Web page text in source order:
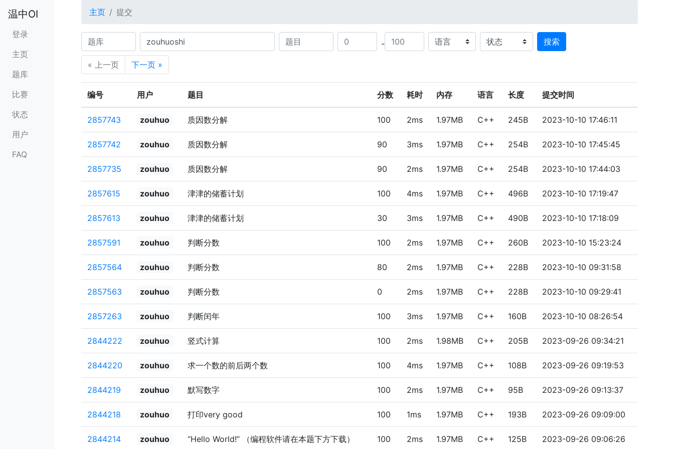
温中OI
登录
主页
题库
比赛
状态
用户
FAQ
主页 提交
题库
用户
题目 score-min -
score-max
语言
状态 搜索
« 上一页 下一页 »
编号 用户 题目 分数 耗时 内存 语言 长度 提交时间
2857743 zouhuo 质因数分解 100 2ms 1.97MB C++ 245B 2023-10-10 17:46:11
2857742 zouhuo 质因数分解 90 3ms 1.97MB C++ 254B 2023-10-10 17:45:45
2857735 zouhuo 质因数分解 90 2ms 1.97MB C++ 254B 2023-10-10 17:44:03
2857615 zouhuo 津津的储蓄计划 100 4ms 1.97MB C++ 496B 2023-10-10 17:19:47
2857613 zouhuo 津津的储蓄计划 30 3ms 1.97MB C++ 490B 2023-10-10 17:18:09
2857591 zouhuo 判断分数 100 2ms 1.97MB C++ 260B 2023-10-10 15:23:24
2857564 zouhuo 判断分数 80 2ms 1.97MB C++ 228B 2023-10-10 09:31:58
2857563 zouhuo 判断分数 0 2ms 1.97MB C++ 228B 2023-10-10 09:29:41
2857263 zouhuo 判断闰年 100 3ms 1.97MB C++ 160B 2023-10-10 08:26:54
2844222 zouhuo 竖式计算 100 2ms 1.98MB C++ 205B 2023-09-26 09:34:21
2844220 zouhuo 求一个数的前后两个数 100 4ms 1.97MB C++ 108B 2023-09-26 09:19:53
2844219 zouhuo 默写数字 100 2ms 1.97MB C++ 95B 2023-09-26 09:13:37
2844218 zouhuo 打印very good 100 1ms 1.97MB C++ 193B 2023-09-26 09:09:00
2844214 zouhuo “Hello World!” （编程软件请在本题下方下载） 100 2ms 1.97MB C++ 125B 2023-09-26 09:06:26